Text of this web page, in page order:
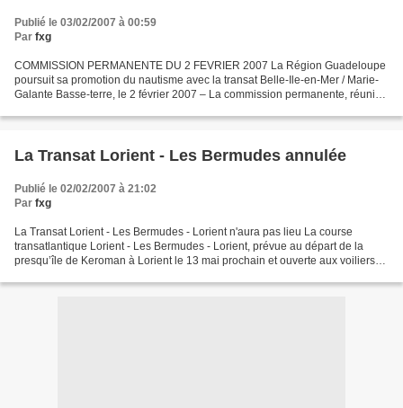
Publié le 03/02/2007 à 00:59
Par fxg
COMMISSION PERMANENTE DU 2 FEVRIER 2007 La Région Guadeloupe
poursuit sa promotion du nautisme avec la transat Belle-Ile-en-Mer / Marie-
Galante Basse-terre, le 2 février 2007 – La commission permanente, réunie
La Transat Lorient - Les Bermudes annulée
Publié le 02/02/2007 à 21:02
Par fxg
La Transat Lorient - Les Bermudes - Lorient n'aura pas lieu La course
transatlantique Lorient - Les Bermudes - Lorient, prévue au départ de la
presqu’île de Keroman à Lorient le 13 mai prochain et ouverte aux voiliers